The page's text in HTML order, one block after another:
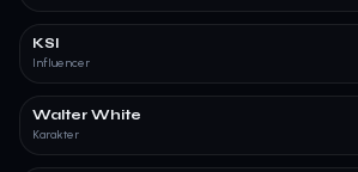
KSI
Influencer
Walter White
Karakter